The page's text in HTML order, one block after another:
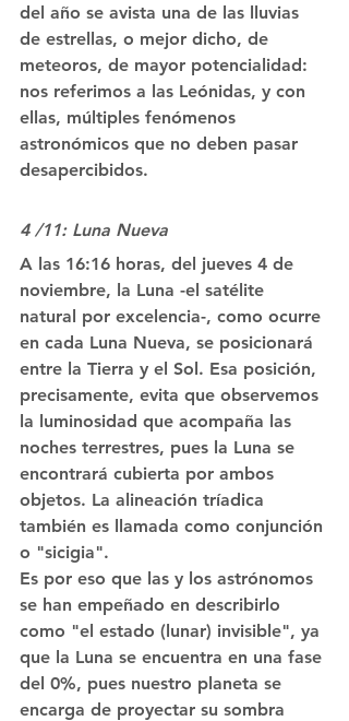
del año se avista una de las lluvias
de estrellas, o mejor dicho, de
meteoros, de mayor potencialidad:
nos referimos a las Leónidas, y con
ellas, múltiples fenómenos
astronómicos que no deben pasar
desapercibidos.
4 /11: Luna Nueva
A las 16:16 horas, del jueves 4 de
noviembre, la Luna -el satélite
natural por excelencia-, como ocurre
en cada Luna Nueva, se posicionará
entre la Tierra y el Sol. Esa posición,
precisamente, evita que observemos
la luminosidad que acompaña las
noches terrestres, pues la Luna se
encontrará cubierta por ambos
objetos. La alineación tríadica
también es llamada como conjunción
o "sicigia".
Es por eso que las y los astrónomos
se han empeñado en describirlo
como "el estado (lunar) invisible", ya
que la Luna se encuentra en una fase
del 0%, pues nuestro planeta se
encarga de proyectar su sombra